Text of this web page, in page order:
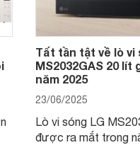
Tất tần tật về lò vi
MS2032GAS 20 lít
năm 2025
23/06/2025
Lò vi sóng LG
được ra mắt trong